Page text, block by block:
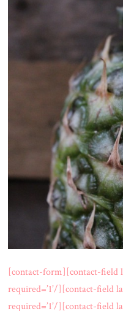
[contact-form][contact-field
required=’1’/][contact-field
required=’1’/][contact-field